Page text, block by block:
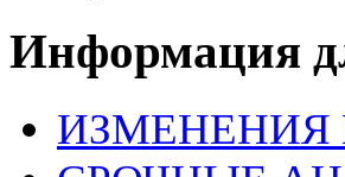
Информация
ИЗМЕНЕНИЯ